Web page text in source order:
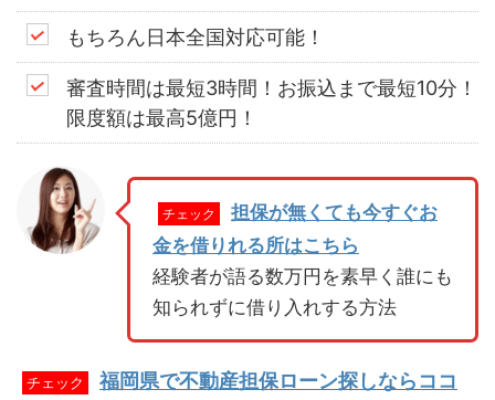
もちろん日本全国対応可能！
審査時間は最短3時間！お振込まで最短10分！
限度額は最高5億円！
チェック
担保が無くても今すぐお
金を借りれる所はこちら
経験者が語る数万円を素早く誰にも
知られずに借り入れする方法
チェック 福岡県で不動産担保ローン探しならココ